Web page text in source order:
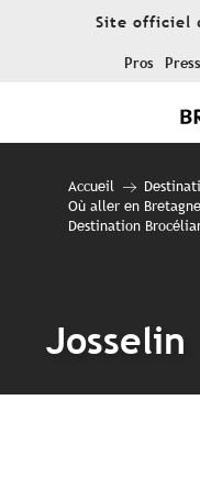
Site officiel
Pros
Accueil
Où aller en
Destination
Josselin